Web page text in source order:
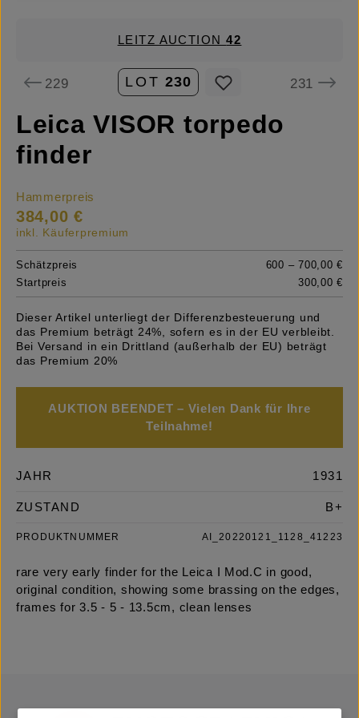
LEITZ AUCTION42
229 LOT 230 231
Leica VISOR torpedo
finder
Hammerpreis
384,00 €
inkl. Käuferpremium
Schätzpreis
600 – 700,00 €
Startpreis
300,00 €
Dieser Artikel unterliegt der Differenzbesteuerung und
das Premium beträgt 24%, sofern es in der EU verbleibt.
Bei Versand in ein Drittland (außerhalb der EU) beträgt
das Premium 20%
AUKTION BEENDET – Vielen Dank für Ihre
Teilnahme!
JAHR 1931
ZUSTAND B+
PRODUKTNUMMER AI_20220121_1128_41223
rare very early finder for the Leica I Mod.C in good,
original condition, showing some brassing on the edges,
frames for 3.5 - 5 - 13.5cm, clean lenses